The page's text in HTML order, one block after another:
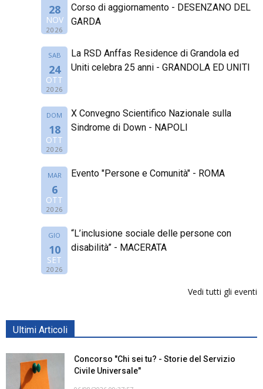
28
NOV
2026
Corso di aggiornamento - DESENZANO DEL
GARDA
SAB
24
OTT
2026
La RSD Anffas Residence di Grandola ed
Uniti celebra 25 anni - GRANDOLA ED UNITI
DOM
18
OTT
2026
X Convegno Scientifico Nazionale sulla
Sindrome di Down - NAPOLI
MAR
6
OTT
2026
Evento "Persone e Comunità" - ROMA
GIO
10
SET
2026
“L’inclusione sociale delle persone con
disabilità” - MACERATA
Vedi tutti gli eventi
Ultimi Articoli
Concorso "Chi sei tu? - Storie del Servizio
Civile Universale"